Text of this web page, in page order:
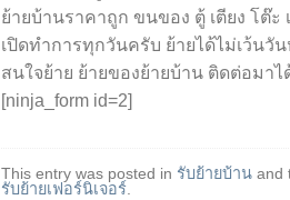
ย้ายบ้านราคาถูก ขนของ ตู้ เตียง โต๊
เปิดทำการทุกวันครับ ย้ายได้ไม่เว้นวั
สนใจย้าย ย้ายของย้ายบ้าน ติดต่อมาไ
[ninja_form id=2]
This entry was posted in รับย้ายบ้าน and
รับย้ายเฟอร์นิเจอร์